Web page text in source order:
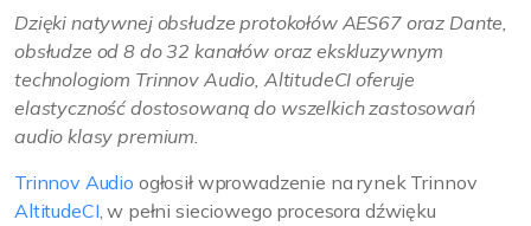
Dzięki natywnej obsłudze protokołów AES67 oraz Dante,
obsłudze od 8 do 32 kanałów oraz ekskluzywnym
technologiom Trinnov Audio, AltitudeCI oferuje
elastyczność dostosowaną do wszelkich zastosowań
audio klasy premium.
Trinnov Audio ogłosił wprowadzenie na rynek Trinnov
AltitudeCI, w pełni sieciowego procesora dźwięku